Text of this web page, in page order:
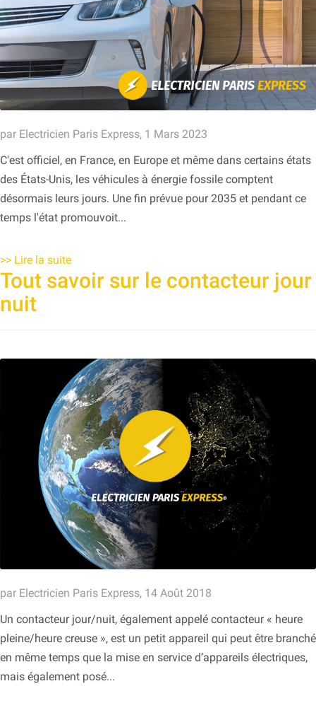
par Electricien Paris Express, 1 Mars 2023
C'est officiel, en France, en Europe et même dans certains états
des États-Unis, les véhicules à énergie fossile comptent
désormais leurs jours. Une fin prévue pour 2035 et pendant ce
temps l'état promouvoit...
>> Lire la suite
Tout savoir sur le contacteur jour
nuit
par Electricien Paris Express, 14 Août 2018
Un contacteur jour/nuit, également appelé contacteur « heure
pleine/heure creuse », est un petit appareil qui peut être branché
en même temps que la mise en service d’appareils électriques,
mais également posé...